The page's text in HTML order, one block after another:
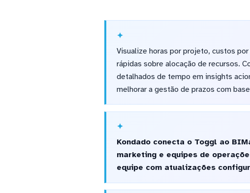
Visualize horas por projeto, custos
rápidas sobre alocação de recursos.
detalhados de tempo em insights
melhorar a gestão de prazos com
Kondado conecta o Toggl ao
marketing e equipes de
equipe com atualizações